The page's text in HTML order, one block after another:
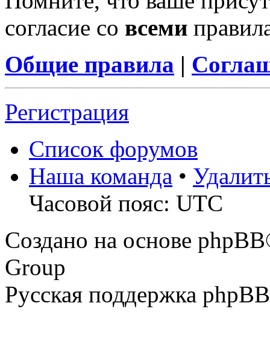
согласие со всеми
Общие правила |
Регистрация
Список форумов
Наша команда •
Часовой пояс: UTC
Создано на основе
Group
Русская поддержка phpBB